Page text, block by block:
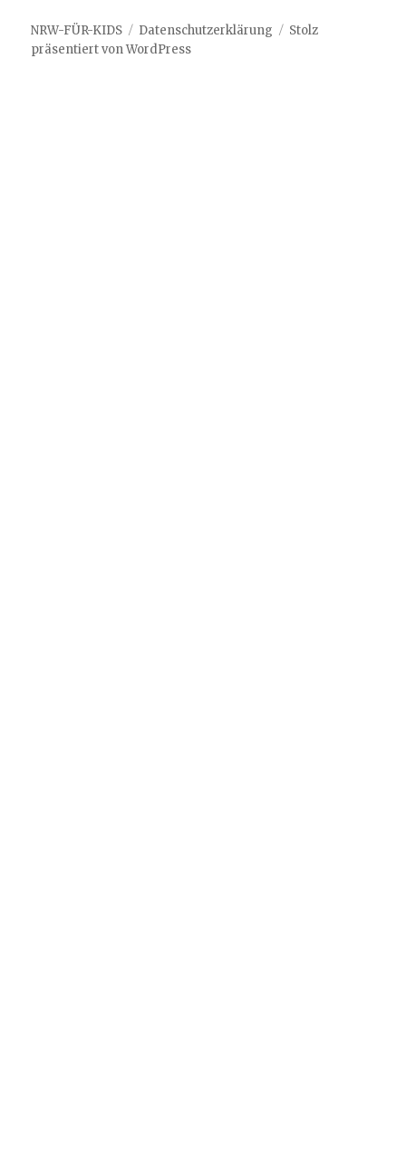
NRW-FÜR-KIDS Datenschutzerklärung
Stolz
präsentiert von WordPress